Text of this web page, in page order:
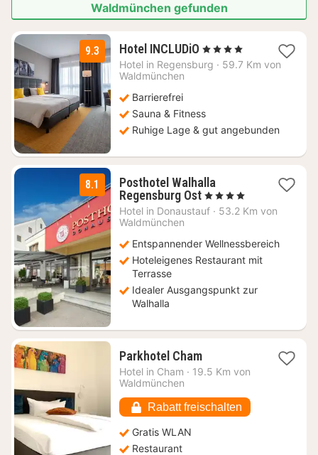
Waldmünchen gefunden
9.3 Hotel INCLUDiO 2
Nächte
ab
, 4 Sterne
Hotel in Regensburg · 59.7 Km von
Waldmünchen
Barrierefrei
Sauna & Fitness
Ruhige Lage & gut angebunden
8.1
Posthotel Walhalla
Regensburg Ost1
Nacht
€
, 4 Sterne
Hotel in Donaustauf · 53.2 Km von
Waldmünchen
Entspannender Wellnessbereich
Hoteleigenes Restaurant mit
Terrasse
Idealer Ausgangspunkt zur
Walhalla
Parkhotel Cham1
Nacht
€
Hotel in Cham · 19.5 Km von
Waldmünchen
Rabatt freischalten
Gratis WLAN
Restaurant